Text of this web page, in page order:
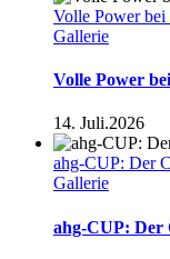
Volle Power bei
Gallerie
Volle Power
14. Juli.2026
ahg-CUP: Der
Gallerie
ahg-CUP: Der